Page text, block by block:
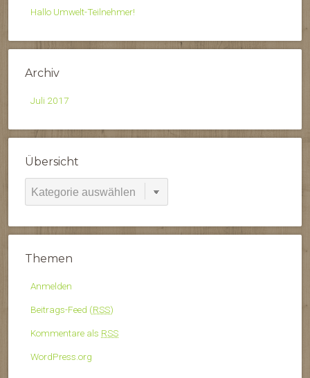
Hallo Umwelt-Teilnehmer!
Archiv
Juli 2017
Übersicht
Übersicht
Themen
Anmelden
Beitrags-Feed (RSS)
Kommentare als RSS
WordPress.org